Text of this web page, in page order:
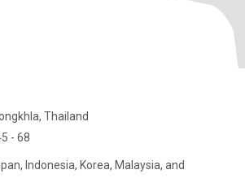
Thailand
- 68
Indonesia, Korea, Malaysia, and